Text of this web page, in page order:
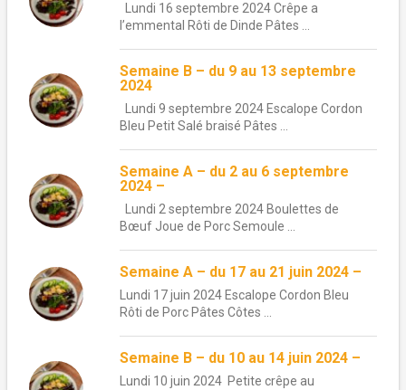
Lundi 16 septembre 2024 Crêpe a
l’emmental Rôti de Dinde Pâtes ...
Semaine B – du 9 au 13 septembre
2024
Lundi 9 septembre 2024 Escalope Cordon
Bleu Petit Salé braisé Pâtes ...
Semaine A – du 2 au 6 septembre
2024 –
Lundi 2 septembre 2024 Boulettes de
Bœuf Joue de Porc Semoule ...
Semaine A – du 17 au 21 juin 2024 –
Lundi 17 juin 2024 Escalope Cordon Bleu
Rôti de Porc Pâtes Côtes ...
Semaine B – du 10 au 14 juin 2024 –
Lundi 10 juin 2024 Petite crêpe au